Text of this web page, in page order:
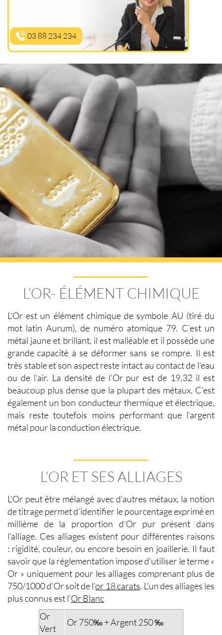
03 88 234 234
L’OR- ÉLÉMENT CHIMIQUE
L’Or est un élément chimique de symbole AU (tiré du
mot latin Aurum), de numéro atomique 79. C’est un
métal jaune et brillant, il est malléable et il possède une
grande capacité à se déformer sans se rompre. Il est
très stable et son aspect reste intact au contact de l’eau
ou de l’air. La densité de l’Orpur est de 19,32 il est
beaucoup plus dense que la plupart des métaux. C’est
également un bon conducteur thermique et électrique,
mais reste toutefois moins performant que l’argent
métal pour la conduction électrique.
L’OR ET SES ALLIAGES
L’Or peut être mélangé avec d’autres métaux, la notion
de titrage permet d’identifier le pourcentage exprimé en
millième de la proportion d’Or pur présent dans
l’alliage. Ces alliages existent pour différentes raisons
: rigidité, couleur, ou encore besoin en joaillerie. Il faut
savoir que la réglementation impose d’utiliser le terme «
Or » uniquement pour les alliages comprenant plus de
750/1000 d’Or soit de l'or 18 carats. L'un des alliages les
plus connus est l'Or Blanc
Or
Vert
Or 750‰ + Argent 250 ‰